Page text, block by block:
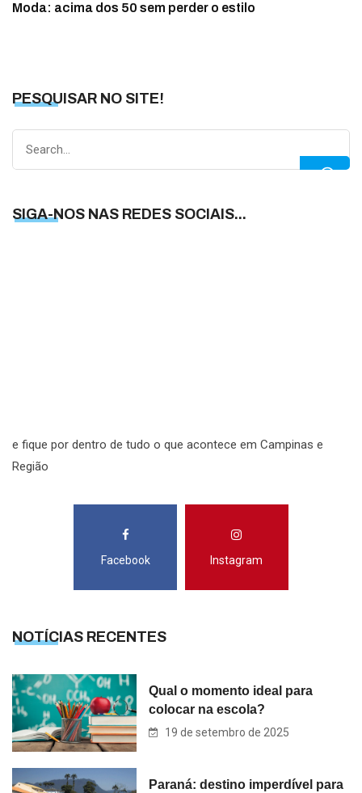
Moda: acima dos 50 sem perder o estilo
PESQUISAR NO SITE!
SIGA-NOS NAS REDES SOCIAIS...
e fique por dentro de tudo o que acontece em Campinas e
Região
Facebook Instagram
NOTÍCIAS RECENTES
Qual o momento ideal para
colocar na escola?
19 de setembro de 2025
Paraná: destino imperdível para